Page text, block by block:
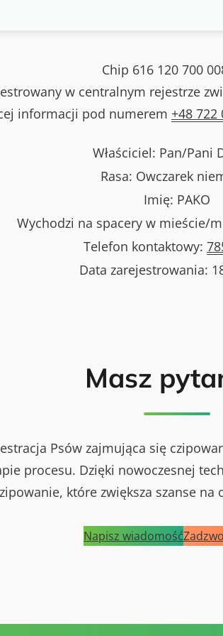
Chip 616 120 700
w centralnym rejestrze
informacji pod numerem +48 722
Właściciel: Pan/Pani
Rasa: Owczarek
Imię: PAKO
Wychodzi na spacery w mieście/
Telefon kontaktowy:
Data zarejestrowania:
Masz
Psów zajmująca się
procesu. Dzięki nowoczesnej
które zwiększa szanse
Napisz wiadomość